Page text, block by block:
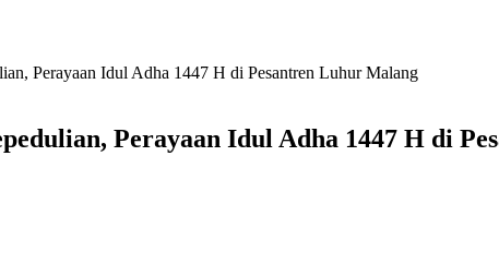
Perayaan Idul Adha 1447 H di Pesantren Luhur Malang
Perayaan Idul Adha 1447 H di